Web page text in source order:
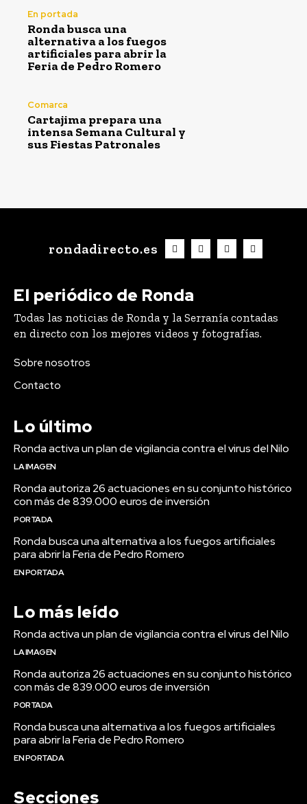
En portada
Ronda busca una
alternativa a los fuegos
artificiales para abrir la
Feria de Pedro Romero
Comarca
Cartajima prepara una
intensa Semana Cultural y
sus Fiestas Patronales
rondadirecto.es
El periódico de Ronda
Todas las noticias de Ronda y la Serranía contadas
en directo con los mejores videos y fotografías.
Sobre nosotros
Contacto
Lo último
Ronda activa un plan de vigilancia contra el virus del Nilo
LA IMAGEN
Ronda autoriza 26 actuaciones en su conjunto histórico
con más de 839.000 euros de inversión
PORTADA
Ronda busca una alternativa a los fuegos artificiales
para abrir la Feria de Pedro Romero
EN PORTADA
Lo más leído
Ronda activa un plan de vigilancia contra el virus del Nilo
LA IMAGEN
Ronda autoriza 26 actuaciones en su conjunto histórico
con más de 839.000 euros de inversión
PORTADA
Ronda busca una alternativa a los fuegos artificiales
para abrir la Feria de Pedro Romero
EN PORTADA
Secciones